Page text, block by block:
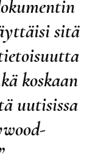
sitä
koskaan
uutisissa